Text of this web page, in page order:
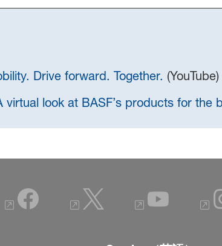
Drive forward. Together. (YouTube)
look at BASF’s products for the